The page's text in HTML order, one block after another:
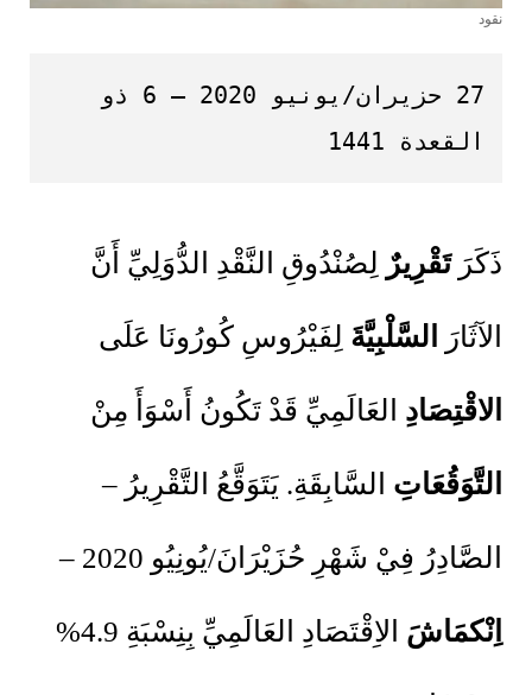
نقود
القعدة 1441
ذَكَرَتَقْرِيرٌ لِصُنْدُوقِ النَّقْدِ الدُّوَلِيِّ أَنَّ
الآثَارَ السَّلْبِيَّةَ لِفَيْرُوسِ كُورُونَا عَلَى
الاقْتِصَادِ العَالَمِيِّ قَدْ تَكُونُ أَسْوَأَ مِنْ
التَّوَقُعَاتِ السَّابِقَةِ. يَتَوَقَّعُ التَّقْرِيرُ –
الصَّادِرُ فِيْ شَهْرِ حُزَيْرَانَ/يُونِيُو 2020 –
اِنْكمَاشَ الاِقْتَصَادِ العَالَمِيِّ بِنِسْبَةِ 4.9%